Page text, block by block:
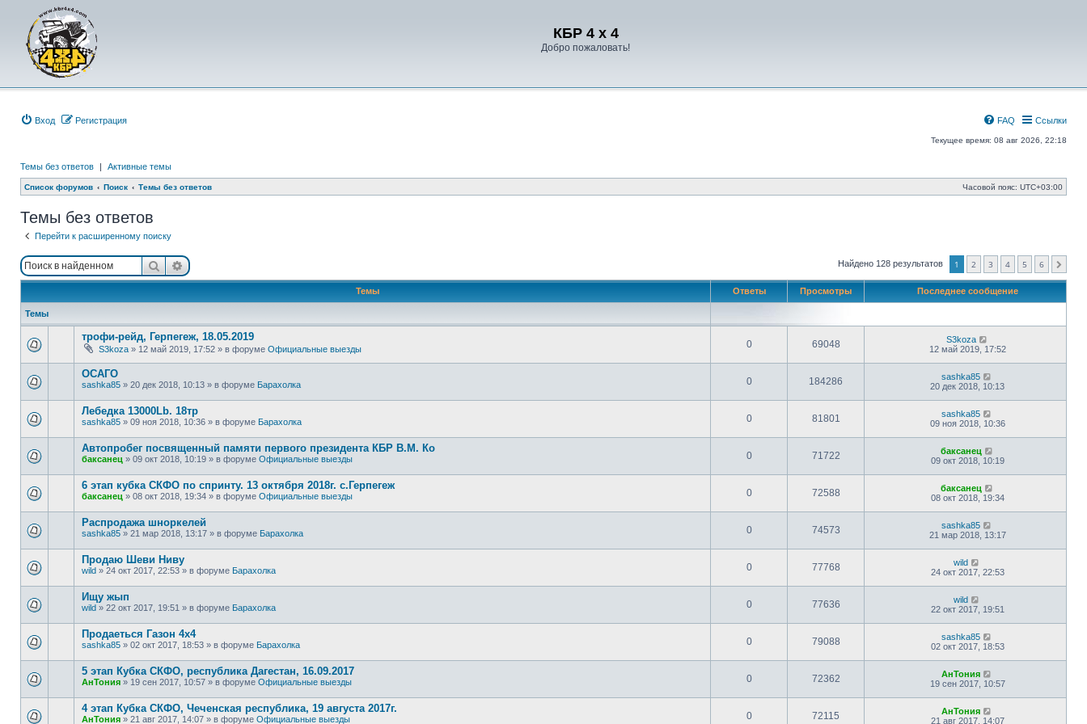
КБР 4 x 4
Добро пожаловать!
Вход Регистрация Ссылки
FAQ
Текущее время: 08 авг 2026, 22:18
Темы без ответов | Активные темы
Список форумов Поиск Темы без ответов Часовой пояс: UTC+03:00
Темы без ответов
Перейти к расширенному поиску
ПоискРасширенный поиск Найдено 128 результатов 1 2 3 4 5 6
Темы Ответы Просмотры Последнее сообщение
Темы
трофи-рейд, Герпегеж, 18.05.2019
S3koza » 12 май 2019, 17:52 » в форуме Официальные выезды 0 69048
S3koza
12 май 2019, 17:52
ОСАГО
sashka85 » 20 дек 2018, 10:13 » в форуме Барахолка 0 184286
sashka85
20 дек 2018, 10:13
Лебедка 13000Lb. 18тр
sashka85 » 09 ноя 2018, 10:36 » в форуме Барахолка 0 81801
sashka85
09 ноя 2018, 10:36
Автопробег посвященный памяти первого президента КБР В.М. Ко
баксанец » 09 окт 2018, 10:19 » в форуме Официальные выезды 0 71722
баксанец
09 окт 2018, 10:19
6 этап кубка СКФО по спринту. 13 октября 2018г. с.Герпегеж
баксанец » 08 окт 2018, 19:34 » в форуме Официальные выезды 0 72588
баксанец
08 окт 2018, 19:34
Распродажа шноркелей
sashka85 » 21 мар 2018, 13:17 » в форуме Барахолка 0 74573
sashka85
21 мар 2018, 13:17
Продаю Шеви Ниву
wild » 24 окт 2017, 22:53 » в форуме Барахолка 0 77768
wild
24 окт 2017, 22:53
Ищу жып
wild » 22 окт 2017, 19:51 » в форуме Барахолка 0 77636
wild
22 окт 2017, 19:51
Продаеться Газон 4х4
sashka85 » 02 окт 2017, 18:53 » в форуме Барахолка 0 79088
sashka85
02 окт 2017, 18:53
5 этап Кубка СКФО, республика Дагестан, 16.09.2017
АнТония » 19 сен 2017, 10:57 » в форуме Официальные выезды 0 72362
АнТония
19 сен 2017, 10:57
4 этап Кубка СКФО, Чеченская республика, 19 августа 2017г.
АнТония » 21 авг 2017, 14:07 » в форуме Официальные выезды 0 72115
АнТония
21 авг 2017, 14:07